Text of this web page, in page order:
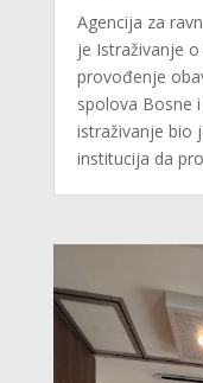
Agencija za
je Istraživanje
provođenje
spolova Bosne
istraživanje bio
institucija da